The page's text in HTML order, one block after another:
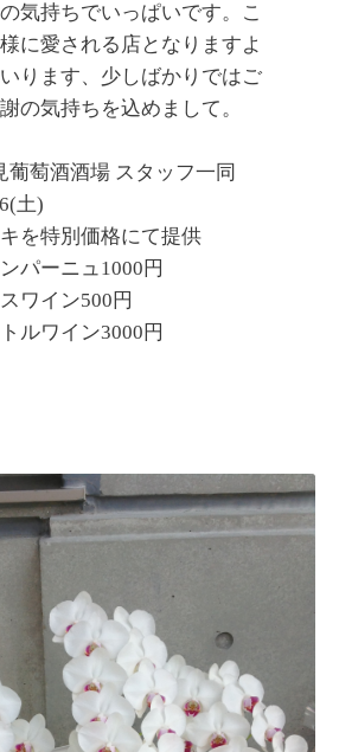
気持ちでいっぱいです。こ
に愛される店となりますよ
ります、少しばかりではご
の気持ちを込めまして。
酒場 スタッフ一同
土)
を特別価格にて提供
パーニュ1000円
ワイン500円
ルワイン3000円